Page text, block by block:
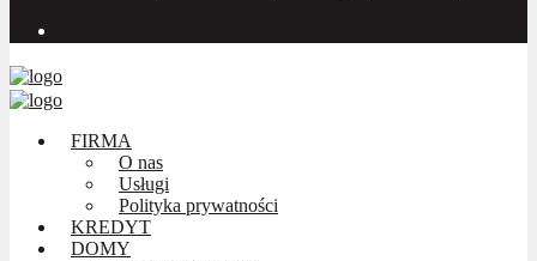
FIRMA
O nas
Usługi
Polityka prywatności
KREDYT
DOMY